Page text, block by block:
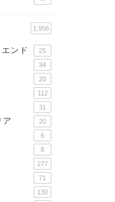
1,956
ンド 25
34
20
112
31
ア 20
6
8
277
71
130